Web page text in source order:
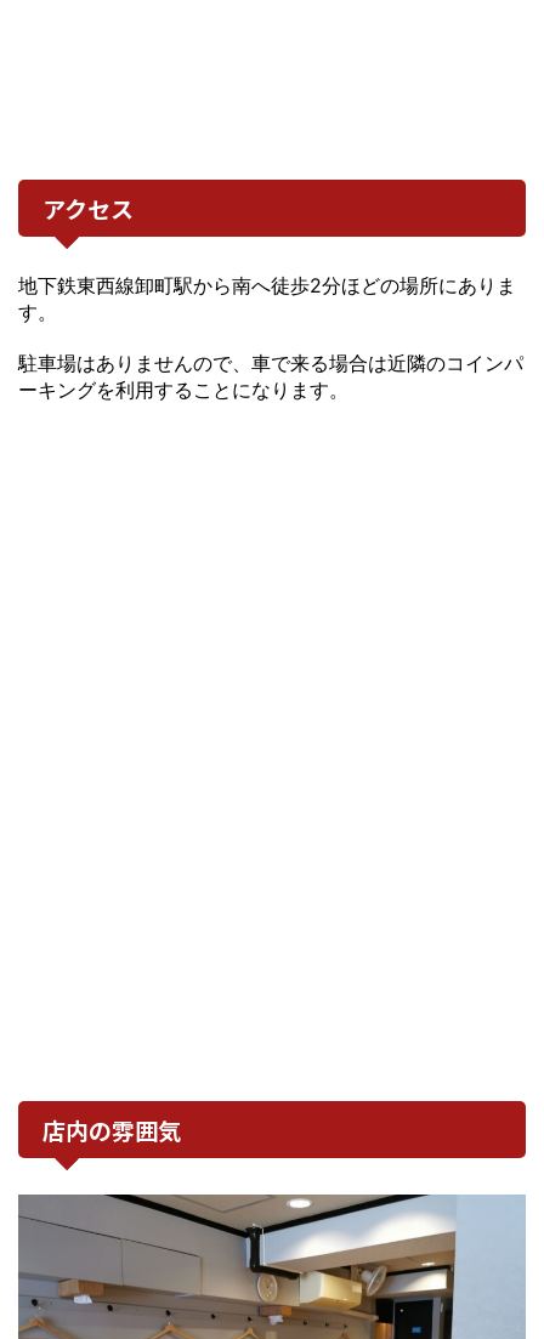
アクセス
地下鉄東西線卸町駅から南へ徒歩2分ほどの場所にありま
す。
駐車場はありませんので、車で来る場合は近隣のコインパ
ーキングを利用することになります。
店内の雰囲気